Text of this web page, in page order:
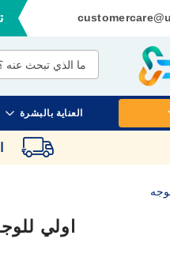
العناية بالبشرة
اولي